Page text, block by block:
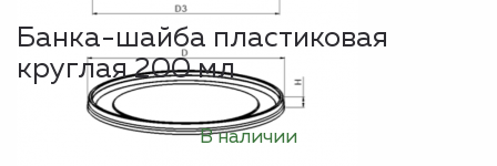
Банка-шайба пластиковая
круглая 200 мл
В наличии